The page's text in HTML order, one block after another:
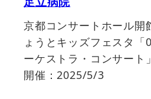
京都コンサートホール開
ょうとキッズフェスタ「
ーケストラ・コンサート
開催：2025/5/3